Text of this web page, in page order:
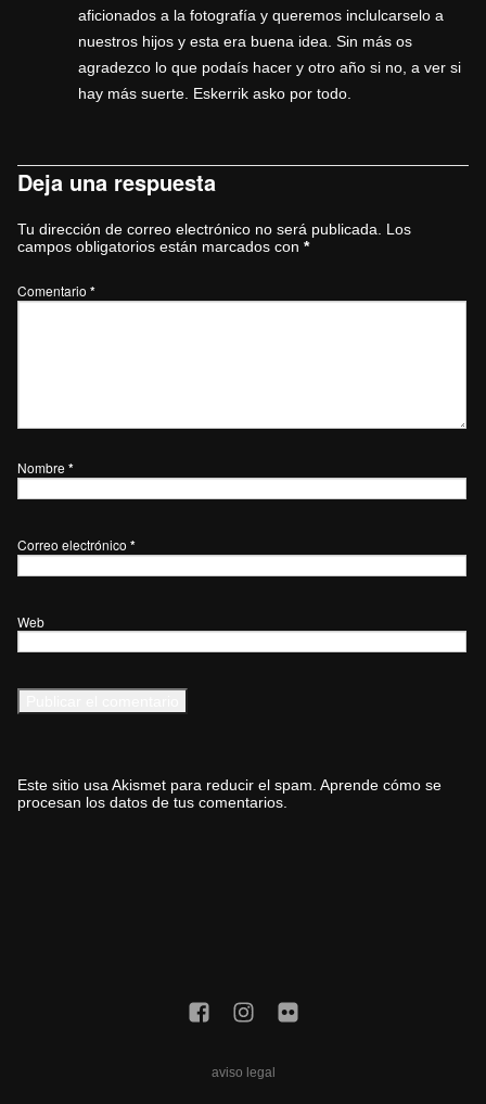
aficionados a la fotografía y queremos inclulcarselo a
nuestros hijos y esta era buena idea. Sin más os
agradezco lo que podaís hacer y otro año si no, a ver si
hay más suerte. Eskerrik asko por todo.
Deja una respuesta
Tu dirección de correo electrónico no será publicada.
Los
campos obligatorios están marcados con *
Comentario *
Nombre *
Correo electrónico *
Web
Este sitio usa Akismet para reducir el spam. Aprende cómo se
procesan los datos de tus comentarios.
aviso legal